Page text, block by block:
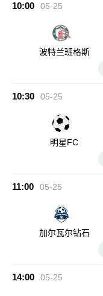
10:00 05-25
波特兰班格斯
10:30 05-25
明星FC
11:00 05-25
加尔瓦尔钻石
14:00 05-25